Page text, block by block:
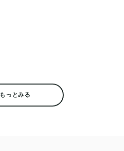
もっとみる